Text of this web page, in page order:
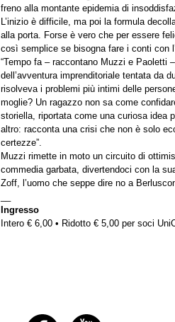
freno alla montante epidemia di
L’inizio è difficile, ma poi la formula
alla porta. Forse è vero che per essere
così semplice se bisogna fare i conti con
“Tempo fa – raccontano Muzzi e Paoletti
dell’avventura imprenditoriale tentata da
risolveva i problemi più intimi delle
moglie? Un ragazzo non sa come
storiella, riportata come una curiosa idea
altro: racconta una crisi che non è solo
certezze”.
Muzzi rimette in moto un circuito di
commedia garbata, divertendoci con la
Zoff, l’uomo che seppe dire no a
Ingresso
Intero € 6,00 • Ridotto € 5,00 per soci